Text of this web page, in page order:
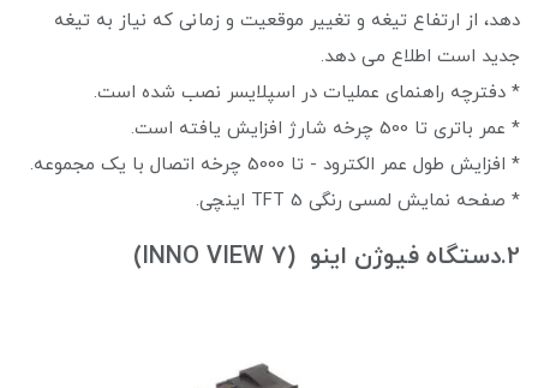
دهد، از ارتفاع تیغه و تغییر موقعیت و زمانی که نیاز به تیغه
جدید است اطلاع می دهد.
* دفترچه راهنمای عملیات در اسپلایسر نصب شده است.
* عمر باتری تا 500 چرخه شارژ افزایش یافته است.
* افزایش طول عمر الکترود - تا 5000 چرخه اتصال با یک مجموعه.
* صفحه نمایش لمسی رنگی TFT 5 اینچی.
2.دستگاه فیوژن اینو (INNO VIEW 7)